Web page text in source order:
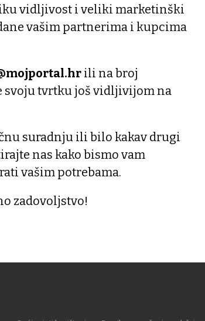
vidljivost i veliki marketinški
vašim partnerima i kupcima
ili na broj
svoju tvrtku još vidljivijom na
suradnju ili bilo kakav drugi
nas kako bismo vam
vašim potrebama.
zadovoljstvo!